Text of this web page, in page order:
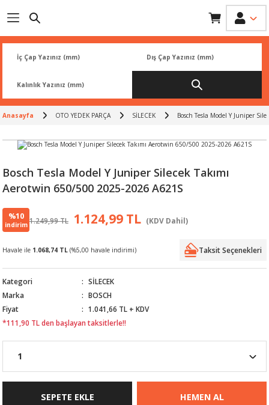
ÜRÜNLERİ
Anasayfa OTO YEDEK PARÇA SİLECEK Bosch Tesla Model Y Juniper
Bosch Tesla Model Y Juniper Silecek Takımı
Aerotwin 650/500 2025-2026 A621S
%10
indirim 1.249,99 TL 1.124,99 TL (KDV Dahil)
Havale ile 1.068,74 TL (%5,00 havale indirimi) Taksit Seçenekleri
Kategori
SİLECEK
Marka
BOSCH
Fiyat
1.041,66 TL + KDV
*111,90 TL den başlayan taksitlerle!!
SEPETE EKLE HEMEN AL